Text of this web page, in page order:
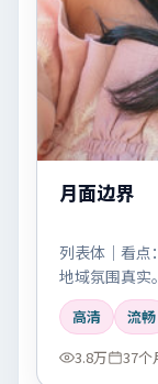
月面边界
列表体｜看
地域氛围真实
高清
流畅
3.8万
37个